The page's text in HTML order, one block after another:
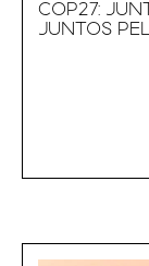
COP27:
JUNTOS